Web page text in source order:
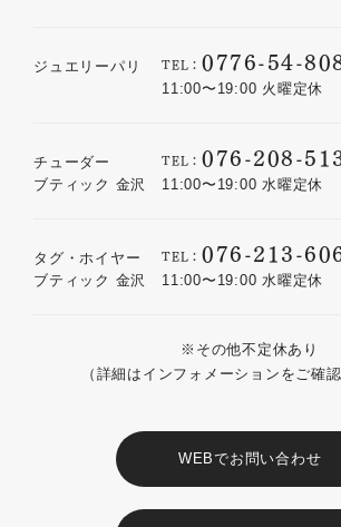
ジュエリーパリ TEL： 0776-54-
11:00〜19:00 火曜定休
チューダー
ブティック 金沢
TEL： 076-208-
11:00〜19:00 水曜定休
タグ・ホイヤー
ブティック 金沢
TEL： 076-213-
11:00〜19:00 水曜定休
※その他不定休あり
（詳細はインフォメーションをご確
WEBでお問い合わせ